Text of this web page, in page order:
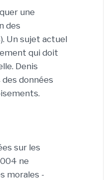
une
des
Un sujet actuel
qui doit
Denis
données
sur les
ne
morales -